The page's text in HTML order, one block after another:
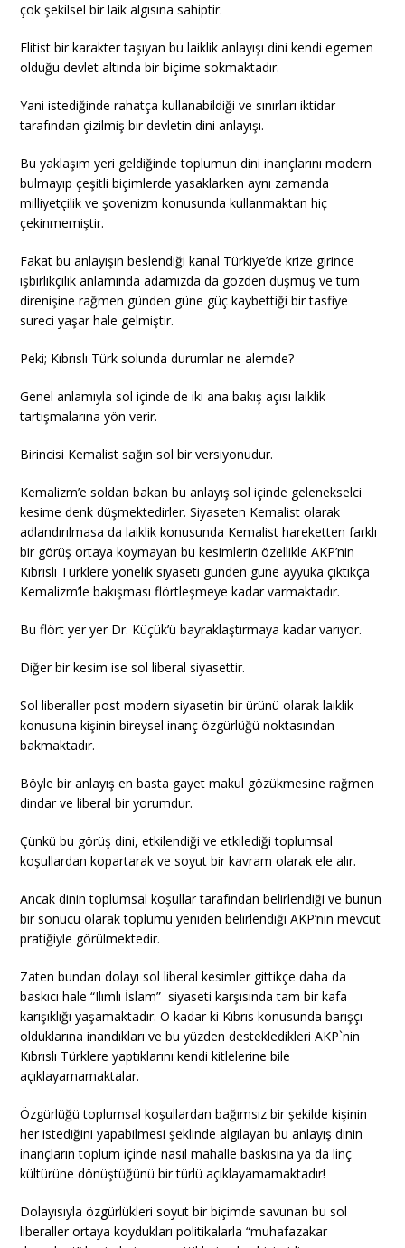
çok şekilsel bir laik algısına sahiptir.
Elitist bir karakter taşıyan bu laiklik anlayışı dini kendi egemen
olduğu devlet altında bir biçime sokmaktadır.
Yani istediğinde rahatça kullanabildiği ve sınırları iktidar
tarafından çizilmiş bir devletin dini anlayışı.
Bu yaklaşım yeri geldiğinde toplumun dini inançlarını modern
bulmayıp çeşitli biçimlerde yasaklarken aynı zamanda
milliyetçilik ve şovenizm konusunda kullanmaktan hiç
çekinmemiştir.
Fakat bu anlayışın beslendiği kanal Türkiye’de krize girince
işbirlikçilik anlamında adamızda da gözden düşmüş ve tüm
direnişine rağmen günden güne güç kaybettiği bir tasfiye
sureci yaşar hale gelmiştir.
Peki; Kıbrıslı Türk solunda durumlar ne alemde?
Genel anlamıyla sol içinde de iki ana bakış açısı laiklik
tartışmalarına yön verir.
Birincisi Kemalist sağın sol bir versiyonudur.
Kemalizm’e soldan bakan bu anlayış sol içinde gelenekselci
kesime denk düşmektedirler. Siyaseten Kemalist olarak
adlandırılmasa da laiklik konusunda Kemalist hareketten farklı
bir görüş ortaya koymayan bu kesimlerin özellikle AKP’nin
Kıbrıslı Türklere yönelik siyaseti günden güne ayyuka çıktıkça
Kemalizm’le bakışması flörtleşmeye kadar varmaktadır.
Bu flört yer yer Dr. Küçük’ü bayraklaştırmaya kadar varıyor.
Diğer bir kesim ise sol liberal siyasettir.
Sol liberaller post modern siyasetin bir ürünü olarak laiklik
konusuna kişinin bireysel inanç özgürlüğü noktasından
bakmaktadır.
Böyle bir anlayış en basta gayet makul gözükmesine rağmen
dindar ve liberal bir yorumdur.
Çünkü bu görüş dini, etkilendiği ve etkilediği toplumsal
koşullardan kopartarak ve soyut bir kavram olarak ele alır.
Ancak dinin toplumsal koşullar tarafından belirlendiği ve bunun
bir sonucu olarak toplumu yeniden belirlendiği AKP’nin mevcut
pratiğiyle görülmektedir.
Zaten bundan dolayı sol liberal kesimler gittikçe daha da
baskıcı hale “Ilımlı İslam” siyaseti karşısında tam bir kafa
karışıklığı yaşamaktadır. O kadar ki Kıbrıs konusunda barışçı
olduklarına inandıkları ve bu yüzden destekledikleri AKP`nin
Kıbrıslı Türklere yaptıklarını kendi kitlelerine bile
açıklayamamaktalar.
Özgürlüğü toplumsal koşullardan bağımsız bir şekilde kişinin
her istediğini yapabilmesi şeklinde algılayan bu anlayış dinin
inançların toplum içinde nasıl mahalle baskısına ya da linç
kültürüne dönüştüğünü bir türlü açıklayamamaktadır!
Dolayısıyla özgürlükleri soyut bir biçimde savunan bu sol
liberaller ortaya koydukları politikalarla “muhafazakar